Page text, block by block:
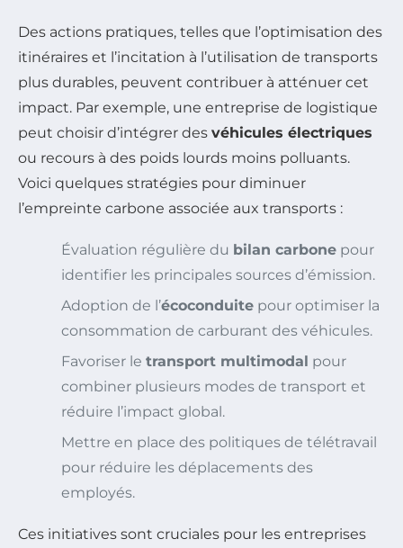
Des actions pratiques, telles que l’optimisation des
itinéraires et l’incitation à l’utilisation de transports
plus durables, peuvent contribuer à atténuer cet
impact. Par exemple, une entreprise de logistique
peut choisir d’intégrer des véhicules électriques
ou recours à des poids lourds moins polluants.
Voici quelques stratégies pour diminuer
l’empreinte carbone associée aux transports :
Évaluation régulière du bilan carbone pour
identifier les principales sources d’émission.
Adoption de l’écoconduite pour optimiser la
consommation de carburant des véhicules.
Favoriser le transport multimodal pour
combiner plusieurs modes de transport et
réduire l’impact global.
Mettre en place des politiques de télétravail
pour réduire les déplacements des
employés.
Ces initiatives sont cruciales pour les entreprises